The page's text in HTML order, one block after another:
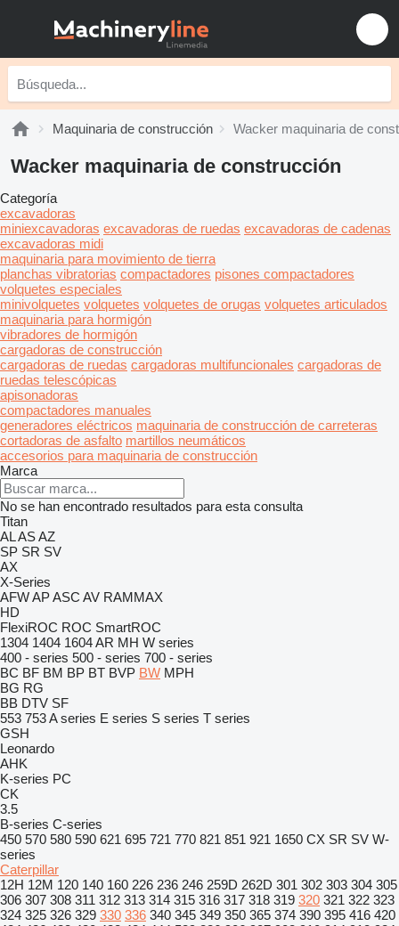
Maquinaria de construcción Wacker maquinaria de
Wacker maquinaria de construcción
Categoría
excavadoras
miniexcavadoras excavadoras de ruedas excavadoras de cadenas
excavadoras midi
maquinaria para movimiento de tierra
planchas vibratorias compactadores pisones compactadores
volquetes especiales
minivolquetes volquetes volquetes de orugas volquetes articulados
maquinaria para hormigón
vibradores de hormigón
cargadoras de construcción
cargadoras de ruedas cargadoras multifuncionales cargadoras de
ruedas telescópicas
apisonadoras
compactadores manuales
generadores eléctricos maquinaria de construcción de carreteras
cortadoras de asfalto martillos neumáticos
accesorios para maquinaria de construcción
Marca
No se han encontrado resultados para esta consulta
Titan
ALASAZ
SP SR SV
AX
X-Series
AFWAPASC AV RAMMAX
HD
FlexiROC ROC SmartROC
1304 1404 1604AR MH W series
400 - series 500 - series 700 - series
BC BF BM BP BT BVP BW MPH
BG RG
BB DTV SF
553 753A series E series S series T series
GSH
Leonardo
AHK
K-series PC
CK
3.5
B-series C-series
450 570 580 590 621 695 721 770 821 851 921 1650 CX SR SV W-
series
Caterpillar
12H 12M 120 140 160 226 236 246 259D 262D 301 302 303 304 305
306 307 308 311 312 313 314 315 316 317 318 319 320 321 322 323
324 325 326 329 330 336 340 345 349 350 365 374 390 395 416 420